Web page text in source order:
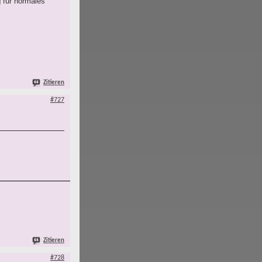
Zitieren
#727
Zitieren
#728